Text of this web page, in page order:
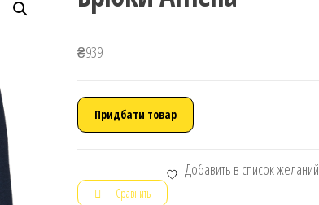
₴939
Придбати товар
Добавить в список желаний
Сравнить